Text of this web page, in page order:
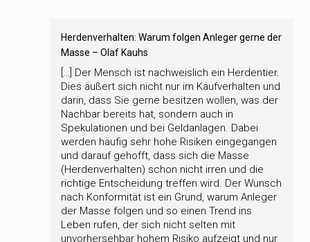
Herdenverhalten: Warum folgen Anleger gerne der
Masse – Olaf Kauhs
[…] Der Mensch ist nachweislich ein Herdentier.
Dies äußert sich nicht nur im Kaufverhalten und
darin, dass Sie gerne besitzen wollen, was der
Nachbar bereits hat, sondern auch in
Spekulationen und bei Geldanlagen. Dabei
werden häufig sehr hohe Risiken eingegangen
und darauf gehofft, dass sich die Masse
(Herdenverhalten) schon nicht irren und die
richtige Entscheidung treffen wird. Der Wunsch
nach Konformität ist ein Grund, warum Anleger
der Masse folgen und so einen Trend ins
Leben rufen, der sich nicht selten mit
unvorhersehbar hohem Risiko aufzeigt und nur